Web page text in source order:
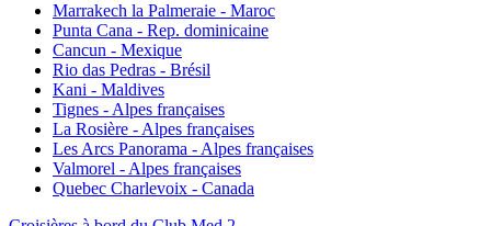
Marrakech la Palmeraie - Maroc
Punta Cana - Rep. dominicaine
Cancun - Mexique
Rio das Pedras - Brésil
Kani - Maldives
Tignes - Alpes françaises
La Rosière - Alpes françaises
Les Arcs Panorama - Alpes françaises
Valmorel - Alpes françaises
Quebec Charlevoix - Canada